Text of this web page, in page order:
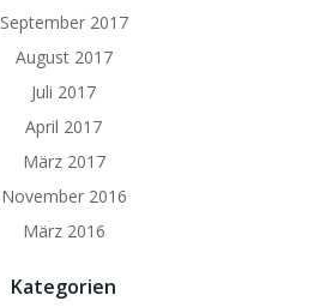
September 2017
August 2017
Juli 2017
April 2017
März 2017
November 2016
März 2016
Kategorien